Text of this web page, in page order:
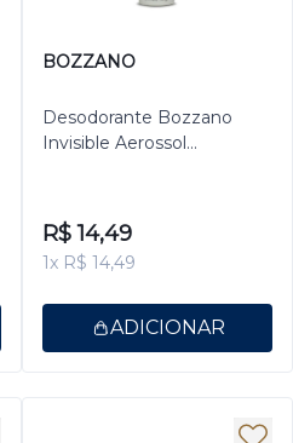
BOZZANO
Desodorante Bozzano
Invisible Aerossol
R$ 14,49
1x R$ 14,49
ADICIONAR